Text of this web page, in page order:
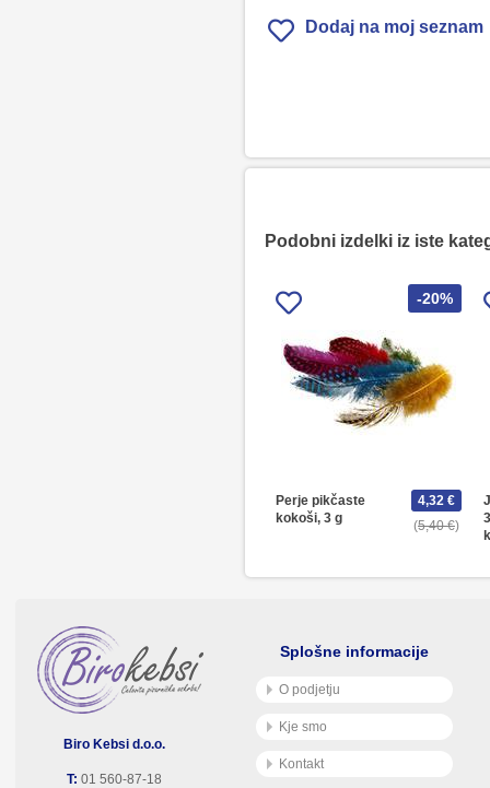
Dodaj na moj seznam
Podobni izdelki iz iste
-20%
Perje pikčaste
kokoši, 3 g
5,40 €
4,32 €
Biro Kebsi d.o.o.
T: 01 560-87-18
Splošne informacije
O podjetju
Kje smo
Kontakt